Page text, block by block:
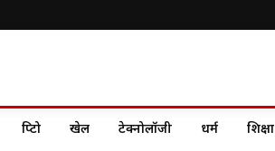
क्रिप्टो खेल टेक्नोलॉजी धर्म शिक्षा